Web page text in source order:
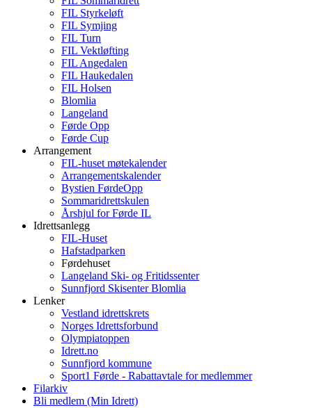
FIL Styrkeløft
FIL Symjing
FIL Turn
FIL Vektløfting
FIL Angedalen
FIL Haukedalen
FIL Holsen
Blomlia
Langeland
Førde Opp
Førde Cup
Arrangement
FIL-huset møtekalender
Arrangementskalender
Bystien FørdeOpp
Sommaridrettskulen
Årshjul for Førde IL
Idrettsanlegg
FIL-Huset
Hafstadparken
Førdehuset
Langeland Ski- og Fritidssenter
Sunnfjord Skisenter Blomlia
Lenker
Vestland idrettskrets
Norges Idrettsforbund
Olympiatoppen
Idrett.no
Sunnfjord kommune
Sport1 Førde - Rabattavtale for medlemmer
Filarkiv
Bli medlem (Min Idrett)